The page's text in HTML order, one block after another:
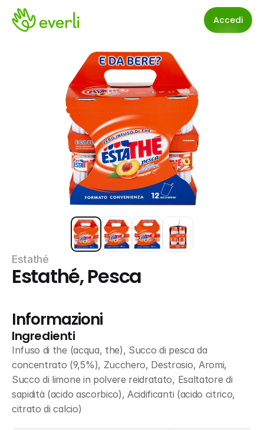
Accedi
Estathé
Estathé, Pesca
Informazioni
Ingredienti
Infuso di the (acqua, the), Succo di pesca da
concentrato (9,5%), Zucchero, Destrosio, Aromi,
Succo di limone in polvere reidratato, Esaltatore di
sapidità (acido ascorbico), Acidificanti (acido citrico,
citrato di calcio)